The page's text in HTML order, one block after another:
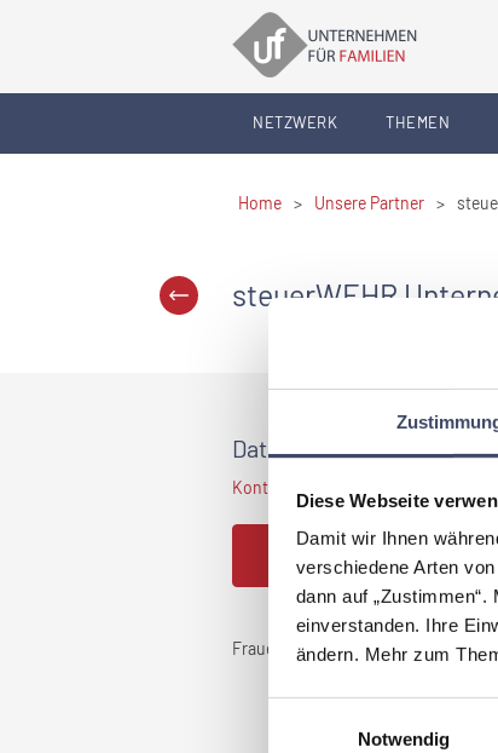
Diese Webseite
Damit wir Ihnen
verschiedene Arten
dann auf
einverstanden. Ihre
ändern. Mehr zum
Notwendig
NETZWERK THEMEN
Home > Unsere Partner >
steuerWEHR
Daten und Fakten
Kontaktdaten sind nur für Premium
JETZT PARTNER WERDEN
Frauenanteil im Unternehmen: